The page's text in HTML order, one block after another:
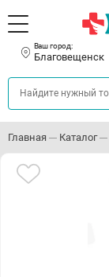
Ваш город:
Благовещенск
Главная Каталог